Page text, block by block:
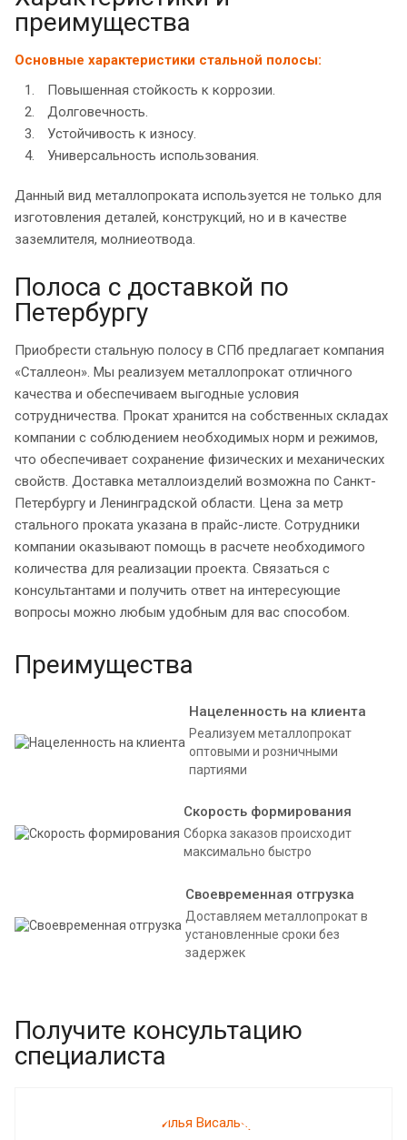
преимущества
Основные характеристики стальной полосы:
Повышенная стойкость к коррозии.
Долговечность.
Устойчивость к износу.
Универсальность использования.
Данный вид металлопроката используется не только для
изготовления деталей, конструкций, но и в качестве
заземлителя, молниеотвода.
Полоса с доставкой по
Петербургу
Приобрести стальную полосу в СПб предлагает компания
«Сталлеон». Мы реализуем металлопрокат отличного
качества и обеспечиваем выгодные условия
сотрудничества. Прокат хранится на собственных складах
компании с соблюдением необходимых норм и режимов,
что обеспечивает сохранение физических и механических
свойств. Доставка металлоизделий возможна по Санкт-
Петербургу и Ленинградской области. Цена за метр
стального проката указана в прайс-листе. Сотрудники
компании оказывают помощь в расчете необходимого
количества для реализации проекта. Связаться с
консультантами и получить ответ на интересующие
вопросы можно любым удобным для вас способом.
Преимущества
Нацеленность на клиента
Реализуем металлопрокат
оптовыми и розничными
партиями
Скорость формирования
Сборка заказов происходит
максимально быстро
Своевременная отгрузка
Доставляем металлопрокат в
установленные сроки без
задержек
Получите консультацию
специалиста